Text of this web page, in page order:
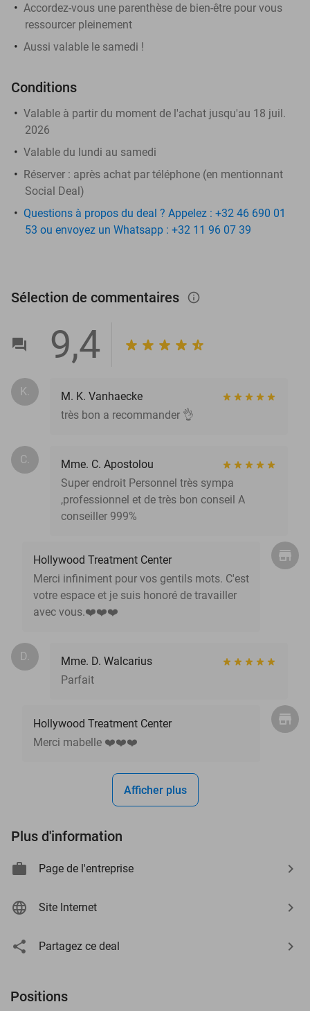
Accordez-vous une parenthèse de bien-être pour vous
ressourcer pleinement
Aussi valable le samedi !
Conditions
Valable à partir du moment de l'achat jusqu'au 18 juil.
2026
Valable du lundi au samedi
Réserver : après achat par téléphone (en mentionnant
Social Deal)
Questions à propos du deal ? Appelez : +32 46 690 01
53 ou envoyez un Whatsapp : +32 11 96 07 39
Sélection de commentaires info_outlined
9,4
K.
M. K. Vanhaecke
très bon a recommander 👌
C.
Mme. C. Apostolou
Super endroit Personnel très sympa
,professionnel et de très bon conseil A
conseiller 999%
Hollywood Treatment Center
Merci infiniment pour vos gentils mots. C'est
votre espace et je suis honoré de travailler
avec vous.❤️❤️❤️
D.
Mme. D. Walcarius
Parfait
Hollywood Treatment Center
Merci mabelle ❤️❤️❤️
Afficher plus
Plus d'information
Page de l'entreprise
Site Internet
Partagez ce deal
Positions